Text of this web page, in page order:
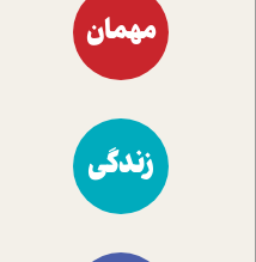
مهمان
زندگی